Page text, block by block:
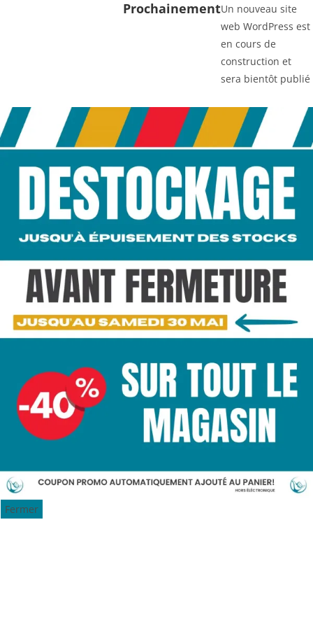
ProchainementUn nouveau site
web WordPress est
en cours de
construction et
sera bientôt publié
Fermer